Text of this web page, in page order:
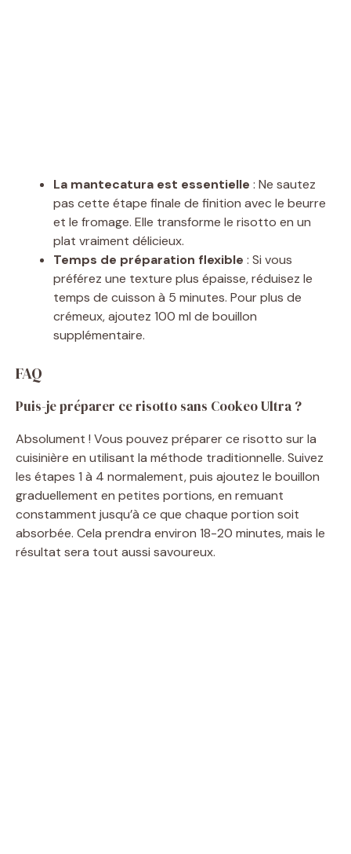
La mantecatura est essentielle : Ne sautez
pas cette étape finale de finition avec le beurre
et le fromage. Elle transforme le risotto en un
plat vraiment délicieux.
Temps de préparation flexible : Si vous
préférez une texture plus épaisse, réduisez le
temps de cuisson à 5 minutes. Pour plus de
crémeux, ajoutez 100 ml de bouillon
supplémentaire.
FAQ
Puis-je préparer ce risotto sans Cookeo Ultra ?
Absolument ! Vous pouvez préparer ce risotto sur la
cuisinière en utilisant la méthode traditionnelle. Suivez
les étapes 1 à 4 normalement, puis ajoutez le bouillon
graduellement en petites portions, en remuant
constamment jusqu’à ce que chaque portion soit
absorbée. Cela prendra environ 18-20 minutes, mais le
résultat sera tout aussi savoureux.